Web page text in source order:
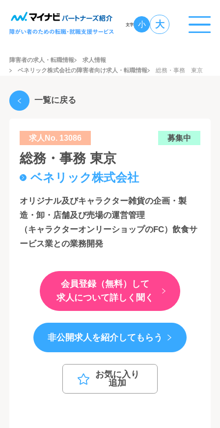
文字 小 大
障害者の求人・転職情報
求人情報
ベネリック株式会社の障害者向け求人・転職情報
総務・事務 東京
一覧に戻る
求人No. 13086 募集中
総務・事務 東京
ベネリック株式会社
オリジナル及びキャラクター雑貨の企画・製
造・卸・店舗及び売場の運営管理
（キャラクターオンリーショップのFC）飲食サ
ービス業との業務開発
会員登録（無料）して
求人について詳しく聞く
非公開求人を紹介してもらう
お気に入り
追加